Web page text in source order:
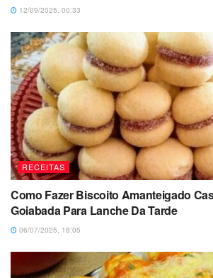
12/09/2025, 00:33
RECEITAS
Como Fazer Biscoito Amanteigado
Goiabada Para Lanche Da Tarde
06/07/2025, 18:05